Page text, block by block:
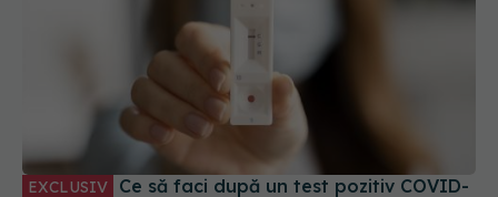
EXCLUSIV
19. Cât timp mai trebuie să te izolezi. Prof. dr.
Simin Aysel Florescu explică
08 ian 2025, 09:55